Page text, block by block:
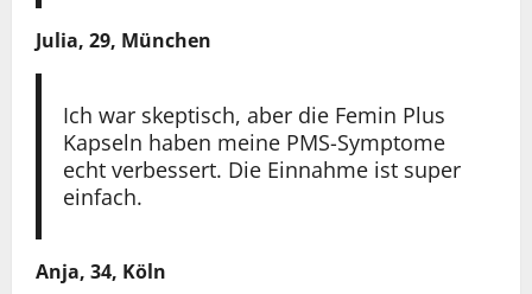
Julia, 29, München
Ich war skeptisch, aber die Femin Plus
Kapseln haben meine PMS-Symptome
echt verbessert. Die Einnahme ist super
einfach.
Anja, 34, Köln